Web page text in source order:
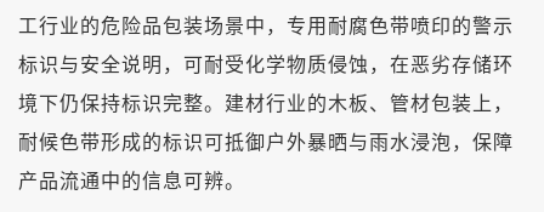
工行业的危险品包装场景中，专用耐腐色带喷印的警示
标识与安全说明，可耐受化学物质侵蚀，在恶劣存储环
境下仍保持标识完整。建材行业的木板、管材包装上，
耐候色带形成的标识可抵御户外暴晒与雨水浸泡，保障
产品流通中的信息可辨。